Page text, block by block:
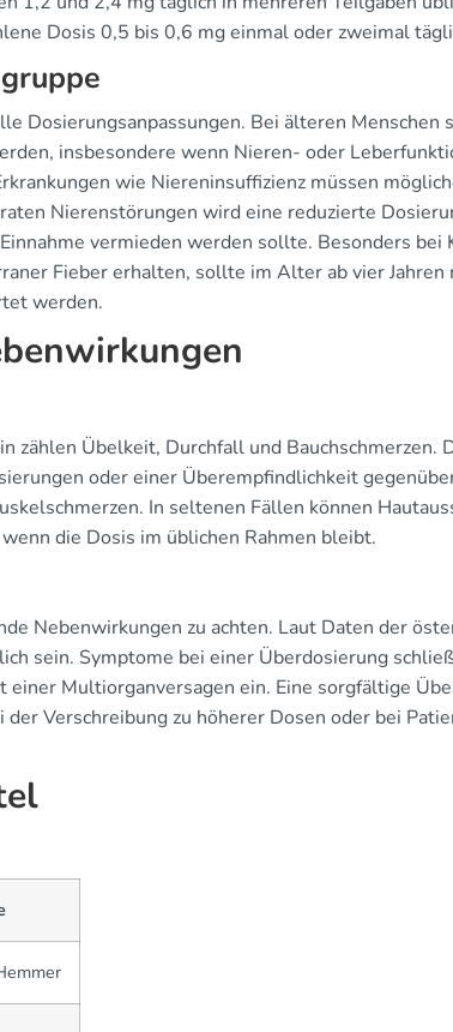
Dosis 0,5 bis 0,6 mg einmal oder zweimal
Dosierungsanpassungen. Bei älteren Menschen
insbesondere wenn Nieren- oder
wie Niereninsuffizienz müssen
Nierenstörungen wird eine reduzierte
vermieden werden sollte. Besonders bei
Fieber erhalten, sollte im Alter ab vier Jahren
werden.
zählen Übelkeit, Durchfall und Bauchschmerzen.
oder einer Überempfindlichkeit
In seltenen Fällen können
die Dosis im üblichen Rahmen bleibt.
Nebenwirkungen zu achten. Laut Daten der
sein. Symptome bei einer Überdosierung
Multiorganversagen ein. Eine sorgfältige
Verschreibung zu höherer Dosen oder bei